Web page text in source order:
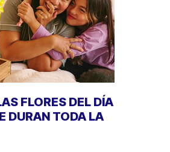
FLORES DEL DÍA
DURAN TODA LA